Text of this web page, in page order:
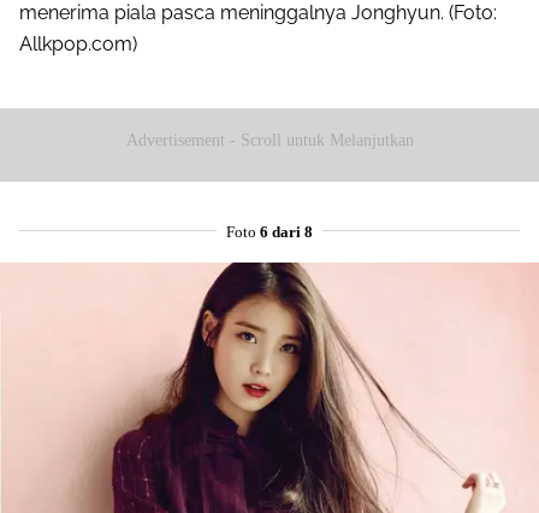
menerima piala pasca meninggalnya Jonghyun. (Foto:
Allkpop.com)
Advertisement - Scroll untuk Melanjutkan
Foto 6 dari 8